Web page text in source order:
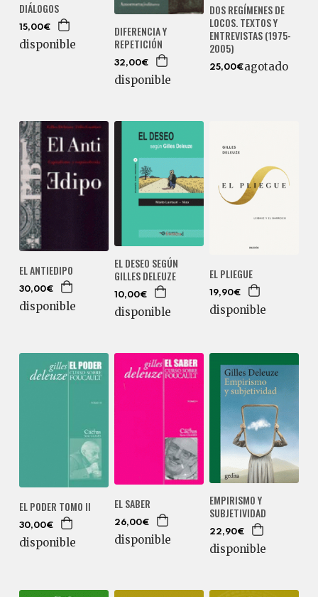
DIÁLOGOS
15,00€
disponible
DIFERENCIA Y
REPETICIÓN
32,00€
disponible
DOS REGÍMENES DE
LOCOS. TEXTOS Y
ENTREVISTAS (1975-
2005)
25,00€agotado
EL ANTIEDIPO
30,00€
disponible
EL DESEO SEGÚN
GILLES DELEUZE
10,00€
disponible
EL PLIEGUE
19,90€
disponible
EL PODER TOMO II
30,00€
disponible
EL SABER
26,00€
disponible
EMPIRISMO Y
SUBJETIVIDAD
22,90€
disponible